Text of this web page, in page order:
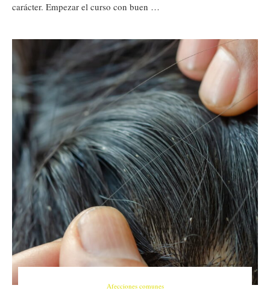
carácter. Empezar el curso con buen …
Afecciones comunes